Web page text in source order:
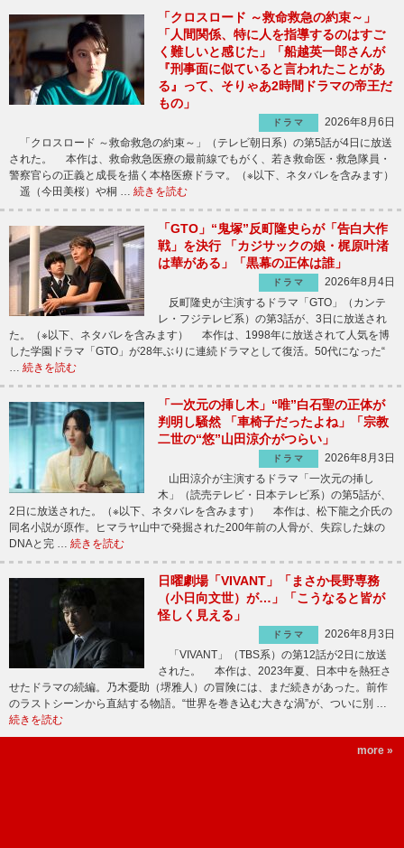
「クロスロード ～救命救急の約束～」
「人間関係、特に人を指導するのはすご
く難しいと感じた」「船越英一郎さんが
『刑事面に似ていると言われたことがあ
る』って、そりゃあ2時間ドラマの帝王だ
もの」
ドラマ
2026年8月6日
「クロスロード ～救命救急の約束～」（テレビ朝日系）の第5話が4日に放送
された。 本作は、救命救急医療の最前線でもがく、若き救命医・救急隊員・
警察官らの正義と成長を描く本格医療ドラマ。（※以下、ネタバレを含みます）
遥（今田美桜）や桐 … 続きを読む
「GTO」“鬼塚”反町隆史らが「告白大作
戦」を決行 「カジサックの娘・梶原叶渚
は華がある」「黒幕の正体は誰」
ドラマ
2026年8月4日
反町隆史が主演するドラマ「GTO」（カンテ
レ・フジテレビ系）の第3話が、3日に放送され
た。（※以下、ネタバレを含みます） 本作は、1998年に放送されて人気を博
した学園ドラマ「GTO」が28年ぶりに連続ドラマとして復活。50代になった“
続きを読む
「一次元の挿し木」“唯”白石聖の正体が
判明し騒然 「車椅子だったよね」「宗教
二世の“悠”山田涼介がつらい」
ドラマ
2026年8月3日
山田涼介が主演するドラマ「一次元の挿し
木」（読売テレビ・日本テレビ系）の第5話が、
2日に放送された。（※以下、ネタバレを含みます） 本作は、松下龍之介氏の
同名小説が原作。ヒマラヤ山中で発掘された200年前の人骨が、失踪した妹の
DNAと完 … 続きを読む
日曜劇場「VIVANT」「まさか長野専務
（小日向文世）が…」「こうなると皆が
怪しく見える」
ドラマ
2026年8月3日
「VIVANT」（TBS系）の第12話が2日に放送
された。 本作は、2023年夏、日本中を熱狂さ
せたドラマの続編。乃木憂助（堺雅人）の冒険には、まだ続きがあった。前作
のラストシーンから直結する物語。“世界を巻き込む大きな渦”が、ついに別 …
続きを読む
more »